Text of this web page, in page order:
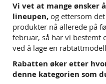
Vi vet at mange ønsker
lineupen, og ettersom
produkter nå allerede på
februar, så har vi bestemt
ved å lage en
Rabatten øker etter
denne kategorien som